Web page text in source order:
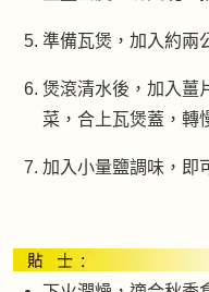
準備瓦煲，加入約兩
煲滾清水後，加入薑
菜，合上瓦煲蓋，轉
加入小量鹽調味，即